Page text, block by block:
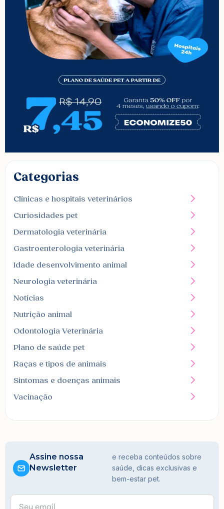
Categorias
Clínicas e hospitais veterinários
Curiosidades pet
Dermatologia veterinária
Gastroenterologia veterinária
Idade desenvolvimento animal
Neurologia veterinária
Notícias
Nutrição animal
Odontologia Veterinária
Plano de saúde pet
Raças e tipos de animais
Sintomas e doenças animais
Vacinação
Assine nossa
Newsletter
e receba conteúdos sobre
saúde, dicas exclusivas e
bem-estar pet.